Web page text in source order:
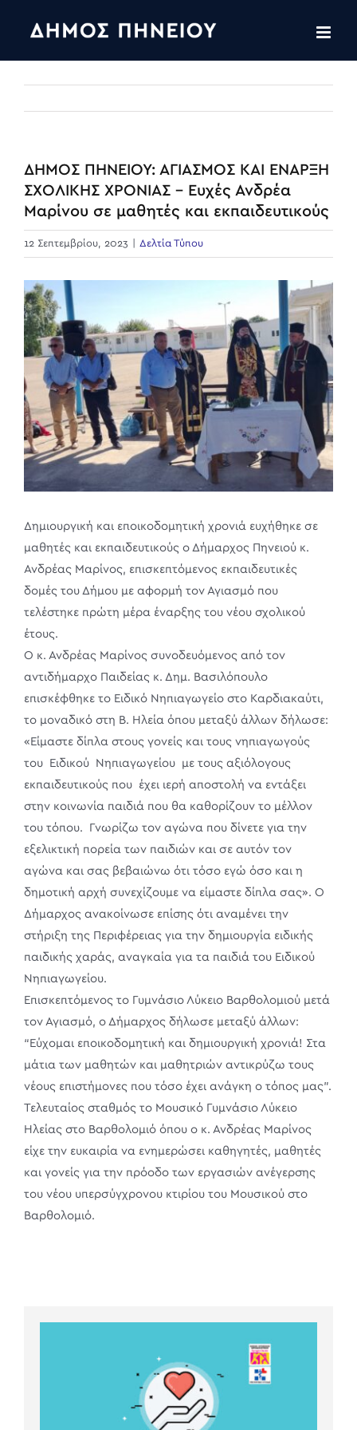
ΔΗΜΟΣ ΠΗΝΕΙΟΥ: ΑΓΙΑΣΜΟΣ ΚΑΙ ΕΝΑΡΞΗ
ΣΧΟΛΙΚΗΣ ΧΡΟΝΙΑΣ – Ευχές Ανδρέα
Μαρίνου σε μαθητές και εκπαιδευτικούς
12 Σεπτεμβρίου, 2023 Δελτία Τύπου
View
Larger
Image
Δημιουργική και εποικοδομητική χρονιά ευχήθηκε σε
μαθητές και εκπαιδευτικούς ο Δήμαρχος Πηνειού κ.
Ανδρέας Μαρίνος, επισκεπτόμενος εκπαιδευτικές
δομές του Δήμου με αφορμή τον Αγιασμό που
τελέστηκε πρώτη μέρα έναρξης του νέου σχολικού
έτους.
Ο κ. Ανδρέας Μαρίνος συνοδευόμενος από τον
αντιδήμαρχο Παιδείας κ. Δημ. Βασιλόπουλο
επισκέφθηκε το Ειδικό Νηπιαγωγείο στο Καρδιακαύτι,
το μοναδικό στη Β. Ηλεία όπου μεταξύ άλλων δήλωσε:
«Είμαστε δίπλα στους γονείς και τους νηπιαγωγούς
του Ειδικού Νηπιαγωγείου με τους αξιόλογους
εκπαιδευτικούς που έχει ιερή αποστολή να εντάξει
στην κοινωνία παιδιά που θα καθορίζουν το μέλλον
του τόπου. Γνωρίζω τον αγώνα που δίνετε για την
εξελικτική πορεία των παιδιών και σε αυτόν τον
αγώνα και σας βεβαιώνω ότι τόσο εγώ όσο και η
δημοτική αρχή συνεχίζουμε να είμαστε δίπλα σας». Ο
Δήμαρχος ανακοίνωσε επίσης ότι αναμένει την
στήριξη της Περιφέρειας για την δημιουργία ειδικής
παιδικής χαράς, αναγκαία για τα παιδιά του Ειδικού
Νηπιαγωγείου.
Επισκεπτόμενος το Γυμνάσιο Λύκειο Βαρθολομιού μετά
τον Αγιασμό, ο Δήμαρχος δήλωσε μεταξύ άλλων:
“Εύχομαι εποικοδομητική και δημιουργική χρονιά! Στα
μάτια των μαθητών και μαθητριών αντικρύζω τους
νέους επιστήμονες που τόσο έχει ανάγκη ο τόπος μας”.
Τελευταίος σταθμός το Μουσικό Γυμνάσιο Λύκειο
Ηλείας στο Βαρθολομιό όπου ο κ. Ανδρέας Μαρίνος
είχε την ευκαιρία να ενημερώσει καθηγητές, μαθητές
και γονείς για την πρόοδο των εργασιών ανέγερσης
του νέου υπερσύγχρονου κτιρίου του Μουσικού στο
Βαρθολομιό.